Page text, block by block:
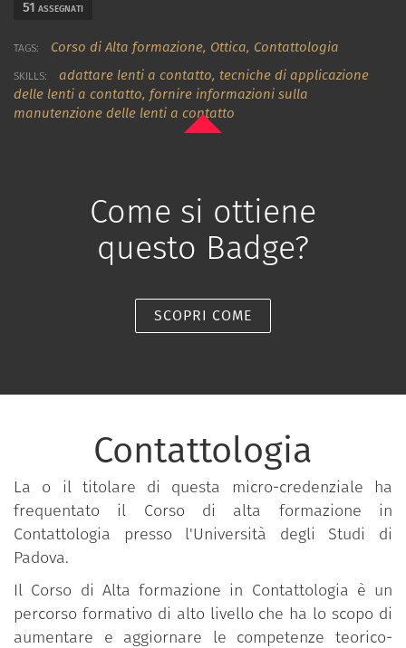
51 ASSEGNATI
TAGS: Corso di Alta formazione, Ottica, Contattologia
SKILLS: adattare lenti a contatto, tecniche di applicazione
delle lenti a contatto, fornire informazioni sulla
manutenzione delle lenti a contatto
Come si ottiene
questo Badge?
SCOPRI COME
Contattologia
La o il titolare di questa micro-credenziale ha
frequentato il Corso di alta formazione in
Contattologia presso l'Università degli Studi di
Padova.
Il Corso di Alta formazione in Contattologia è un
percorso formativo di alto livello che ha lo scopo di
aumentare e aggiornare le competenze teorico-